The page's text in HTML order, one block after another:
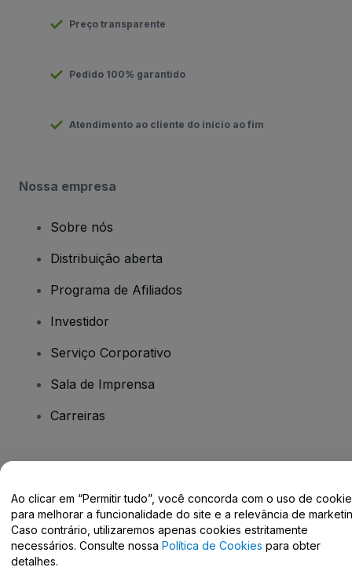
Preço transparente
Pedido 100% garantido
Atendimento ao cliente do início ao fim
Nossa empresa
Sobre nós
Distribuição aberta
Programa de Afiliados
Investidor
Serviço Corporativo
Sala de Imprensa
Carreiras
Centro de Ajuda / Fale Conosco
Ao clicar em “Permitir tudo”, você concorda com o uso de
para melhorar a funcionalidade do site e a relevância de
Caso contrário, utilizaremos apenas cookies estritamente
necessários. Consulte nossa Política de Cookies para obter
detalhes.